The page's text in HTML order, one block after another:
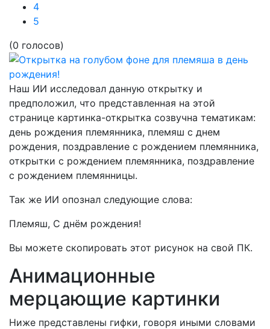
4
5
(0 голосов)
Наш ИИ исследовал данную открытку и
предположил, что представленная на этой
странице картинка-открытка созвучна тематикам:
день рождения племянника, племяш с днем
рождения, поздравление с рождением племянника,
открытки с рождением племянника, поздравление
с рождением племянницы.
Так же ИИ опознал следующие слова:
Племяш, С днём рождения!
Вы можете скопировать этот рисунок на свой ПК.
Анимационные
мерцающие картинки
Ниже представлены гифки, говоря иными словами